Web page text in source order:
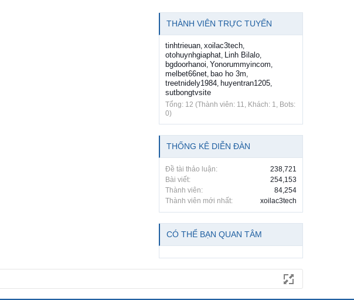
THÀNH VIÊN TRỰC TUYẾN
tinhtrieuan, xoilac3tech,
otohuynhgiaphat, Linh Bilalo,
bgdoorhanoi, Yonorummyincom,
melbet66net, bao ho 3m,
treetnidely1984, huyentran1205,
sutbongtvsite
Tổng: 12 (Thành viên: 11, Khách: 1, Bots:
0)
THỐNG KÊ DIỄN ĐÀN
Đề tài thảo luận:
238,721
Bài viết:
254,153
Thành viên:
84,254
Thành viên mới nhất:
xoilac3tech
CÓ THỂ BẠN QUAN TÂM